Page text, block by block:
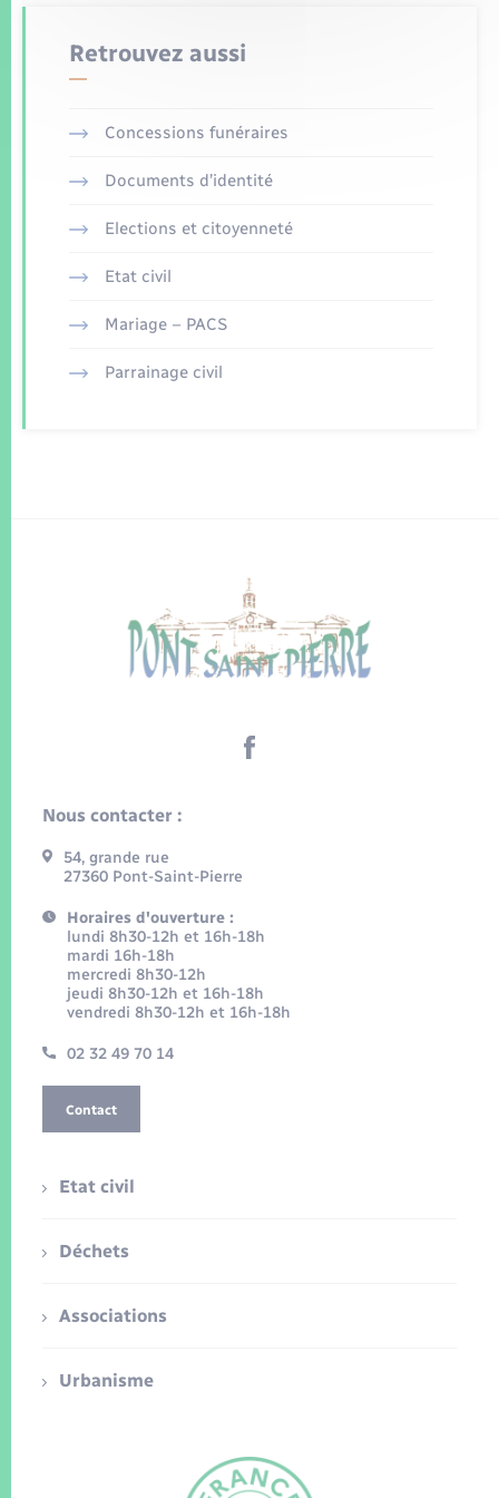
Retrouvez aussi
Concessions funéraires
Documents d’identité
Elections et citoyenneté
Etat civil
Mariage – PACS
Parrainage civil
Nous contacter :
54, grande rue
27360 Pont-Saint-Pierre
Horaires d'ouverture :
lundi 8h30-12h et 16h-18h
mardi 16h-18h
mercredi 8h30-12h
jeudi 8h30-12h et 16h-18h
vendredi 8h30-12h et 16h-18h
02 32 49 70 14
Contact
Etat civil
Déchets
Associations
Urbanisme